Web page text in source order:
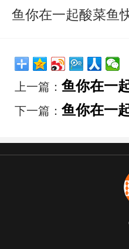
鱼你在一起酸菜鱼
上一篇： 鱼你在一
下一篇： 鱼你在一